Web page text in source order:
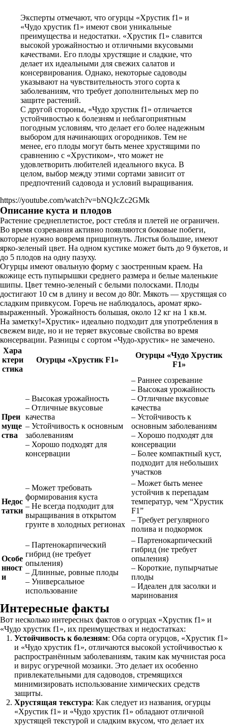
Эксперты отмечают, что огурцы «Хрустик f1» и
«Чудо хрустик f1» имеют свои уникальные
преимущества и недостатки. «Хрустик f1» славится
высокой урожайностью и отличными вкусовыми
качествами. Его плоды хрустящие и сладкие, что
делает их идеальными для свежих салатов и
консервирования. Однако, некоторые садоводы
указывают на чувствительность этого сорта к
заболеваниям, что требует дополнительных мер по
защите растений.
С другой стороны, «Чудо хрустик f1» отличается
устойчивостью к болезням и неблагоприятным
погодным условиям, что делает его более надежным
выбором для начинающих огородников. Тем не
менее, его плоды могут быть менее хрустящими по
сравнению с «Хрустиком», что может не
удовлетворить любителей идеального вкуса. В
целом, выбор между этими сортами зависит от
предпочтений садовода и условий выращивания.
https://youtube.com/watch?v=bNQJcZc2GMk
Описание куста и плодов
Растение среднеплетистое, рост стебля и плетей не ограничен.
Во время созревания активно появляются боковые побеги,
которые нужно вовремя прищипнуть. Листья большие, имеют
ярко-зеленый цвет. На одном кустике может быть до 9 букетов, и
до 5 плодов на одну пазуху.
Огурцы имеют овальную форму с заостренным краем. На
кожице есть пупырышки среднего размера и белые маленькие
шипы. Цвет темно-зеленый с белыми полосками. Плоды
достигают 10 см в длину и весом до 80г. Мякоть — хрустящая со
сладким привкусом. Горечь не наблюдалось, аромат ярко-
выраженный. Урожайность большая, около 12 кг на 1 кв.м.
На заметку!«Хрустик» идеально подходит для употребления в
свежем виде, но и не теряет вкусовые свойства во время
консервации. Разницы с сортом «Чудо-хрустик» не замечено.
Хара
ктери
стика
Огурцы «Хрустик F1»
Огурцы «Чудо Хрустик
F1»
Преи
муще
ства
– Высокая урожайность
– Отличные вкусовые
качества
– Устойчивость к основным
заболеваниям
– Хорошо подходят для
консервации
– Раннее созревание
– Высокая урожайность
– Отличные вкусовые
качества
– Устойчивость к
основным заболеваниям
– Хорошо подходят для
консервации
– Более компактный куст,
подходит для небольших
участков
Недос
татки
– Может требовать
формирования куста
– Не всегда подходит для
выращивания в открытом
грунте в холодных регионах
– Может быть менее
устойчив к перепадам
температур, чем “Хрустик
F1”
– Требует регулярного
полива и подкормок
Особе
нност
и
– Партенокарпический
гибрид (не требует
опыления)
– Длинные, ровные плоды
– Универсальное
использование
– Партенокарпический
гибрид (не требует
опыления)
– Короткие, пупырчатые
плоды
– Идеален для засолки и
маринования
Интересные факты
Вот несколько интересных фактов о огурцах «Хрустик f1» и
«Чудо хрустик f1», их преимуществах и недостатках:
Устойчивость к болезням: Оба сорта огурцов, «Хрустик f1»
и «Чудо хрустик f1», отличаются высокой устойчивостью к
распространённым заболеваниям, таким как мучнистая роса
и вирус огуречной мозаики. Это делает их особенно
привлекательными для садоводов, стремящихся
минимизировать использование химических средств
защиты.
Хрустящая текстура: Как следует из названия, огурцы
«Хрустик f1» и «Чудо хрустик f1» обладают отличной
хрустящей текстурой и сладким вкусом, что делает их